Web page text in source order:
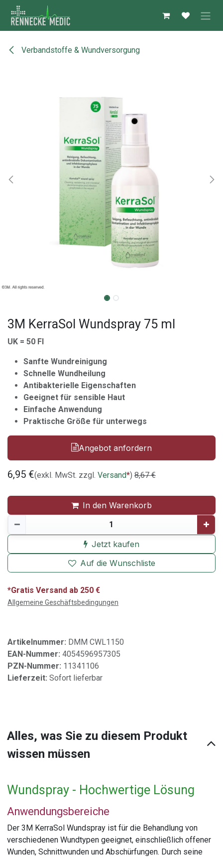
Zum Inhalt springen
Verbandstoffe & Wundversorgung
3M KerraSol Wundspray 75 ml
UK = 50 Fl
Sanfte Wundreinigung
Schnelle Wundheilung
Antibakterielle Eigenschaften
Geeignet für sensible Haut
Einfache Anwendung
Praktische Größe für unterwegs
Angebot anfordern
6,95 €(exkl. MwSt. zzgl. Versand*) 8,67€
In den Warenkorb
Jetzt kaufen
Auf die Wunschliste
*Gratis Versand ab 250 €
Allgemeine Geschäftsbedingungen
Artikelnummer: DMM CWL1150
EAN-Nummer: 4054596957305
PZN-Nummer: 11341106
Lieferzeit: Sofort lieferbar
Alles, was Sie zu diesem Produkt
wissen müssen
Wundspray - Hochwertige Lösung
Anwendungsbereiche
Der 3M KerraSol Wundspray ist für die Behandlung von
verschiedenen Wundtypen geeignet, einschließlich offener
Wunden, Schnittwunden und Abschürfungen. Durch seine